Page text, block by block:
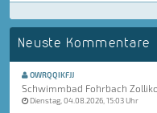
Neuste Kommentare
OWRQQIKFJJ
Schwimmbad Fohrbach
Dienstag, 04.08.2026, 15:03 Uhr